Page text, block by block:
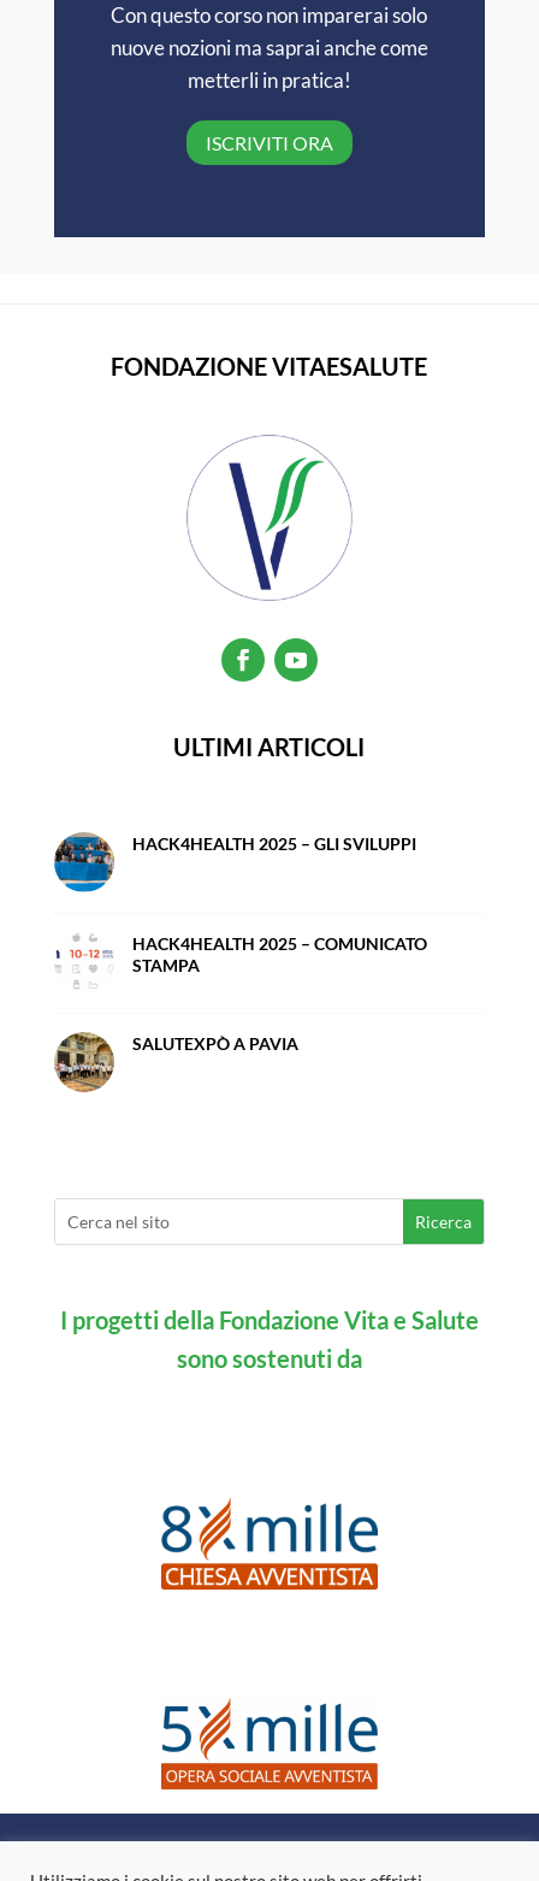
Con questo corso non imparerai solo
nuove nozioni ma saprai anche come
metterli in pratica!
ISCRIVITI ORA
FONDAZIONE VITAESALUTE
ULTIMI ARTICOLI
HACK4HEALTH 2025 – GLI SVILUPPI
HACK4HEALTH 2025 – COMUNICATO
STAMPA
SALUTEXPÒ A PAVIA
I progetti della Fondazione Vita e Salute
sono sostenuti da
tecniche come forma di trattamento per problemi fisici, per i